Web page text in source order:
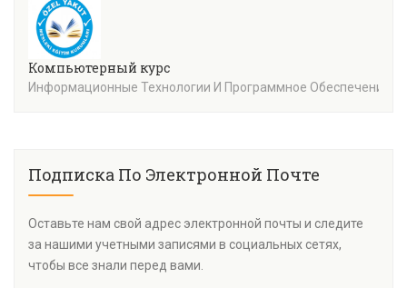
Компьютерный курс
Информационные Технологии И Программное Обеспечение
Подписка По Электронной Почте
Оставьте нам свой адрес электронной почты и следите
за нашими учетными записями в социальных сетях,
чтобы все знали перед вами.